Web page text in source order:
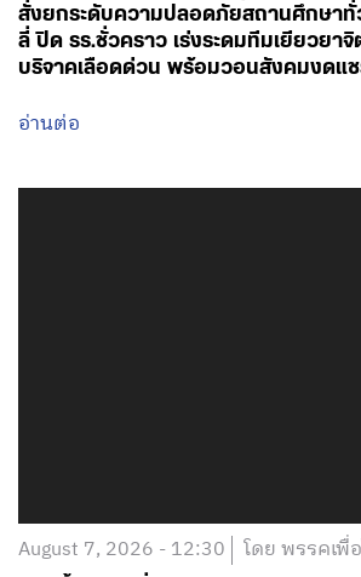
สั่งยกระดับความปลอดภัยสถานศึกษาทั่
ลี่ ปิด รร.ชั่วคราว เร่งระดมทีมเยียวยาจิ
บริจาคเลือดด่วน พร้อมวอนสังคมงดแช
อ่านต่อ
August 7, 2026 - 12:30 โดย พรรคเพื่